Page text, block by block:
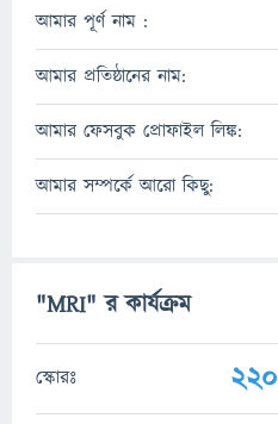
আমার পূর্ণ নাম :
আমার প্রতিষ্ঠানের নাম:
আমার ফেসবুক প্রোফাইল লিঙ্ক:
আমার সম্পর্কে আরো কিছু:
"MRI" র কার্যক্রম
স্কোরঃ 220